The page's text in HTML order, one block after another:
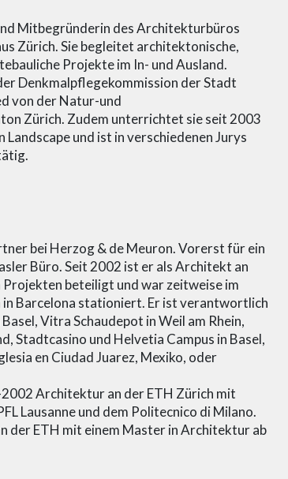
Mitbegründerin des Architekturbüros
Zürich. Sie begleitet architektonische,
Projekte im In- und Ausland.
Denkmalpflegekommission der Stadt
von der Natur-und
Zürich. Zudem unterrichtet sie seit 2003
Landscape und ist in verschiedenen Jurys
bei Herzog & de Meuron. Vorerst für ein
Büro. Seit 2002 ist er als Architekt an
beteiligt und war zeitweise im
Barcelona stationiert. Er ist verantwortlich
Vitra Schaudepot in Weil am Rhein,
Stadtcasino und Helvetia Campus in Basel,
en Ciudad Juarez, Mexiko, oder
Architektur an der ETH Zürich mit
Lausanne und dem Politecnico di Milano.
der ETH mit einem Master in Architektur ab